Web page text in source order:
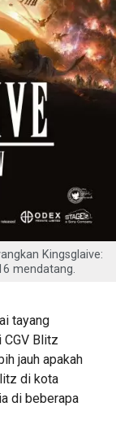
Kingsglaive:
mendatang.
tayang
Blitz
jauh apakah
di kota
di beberapa